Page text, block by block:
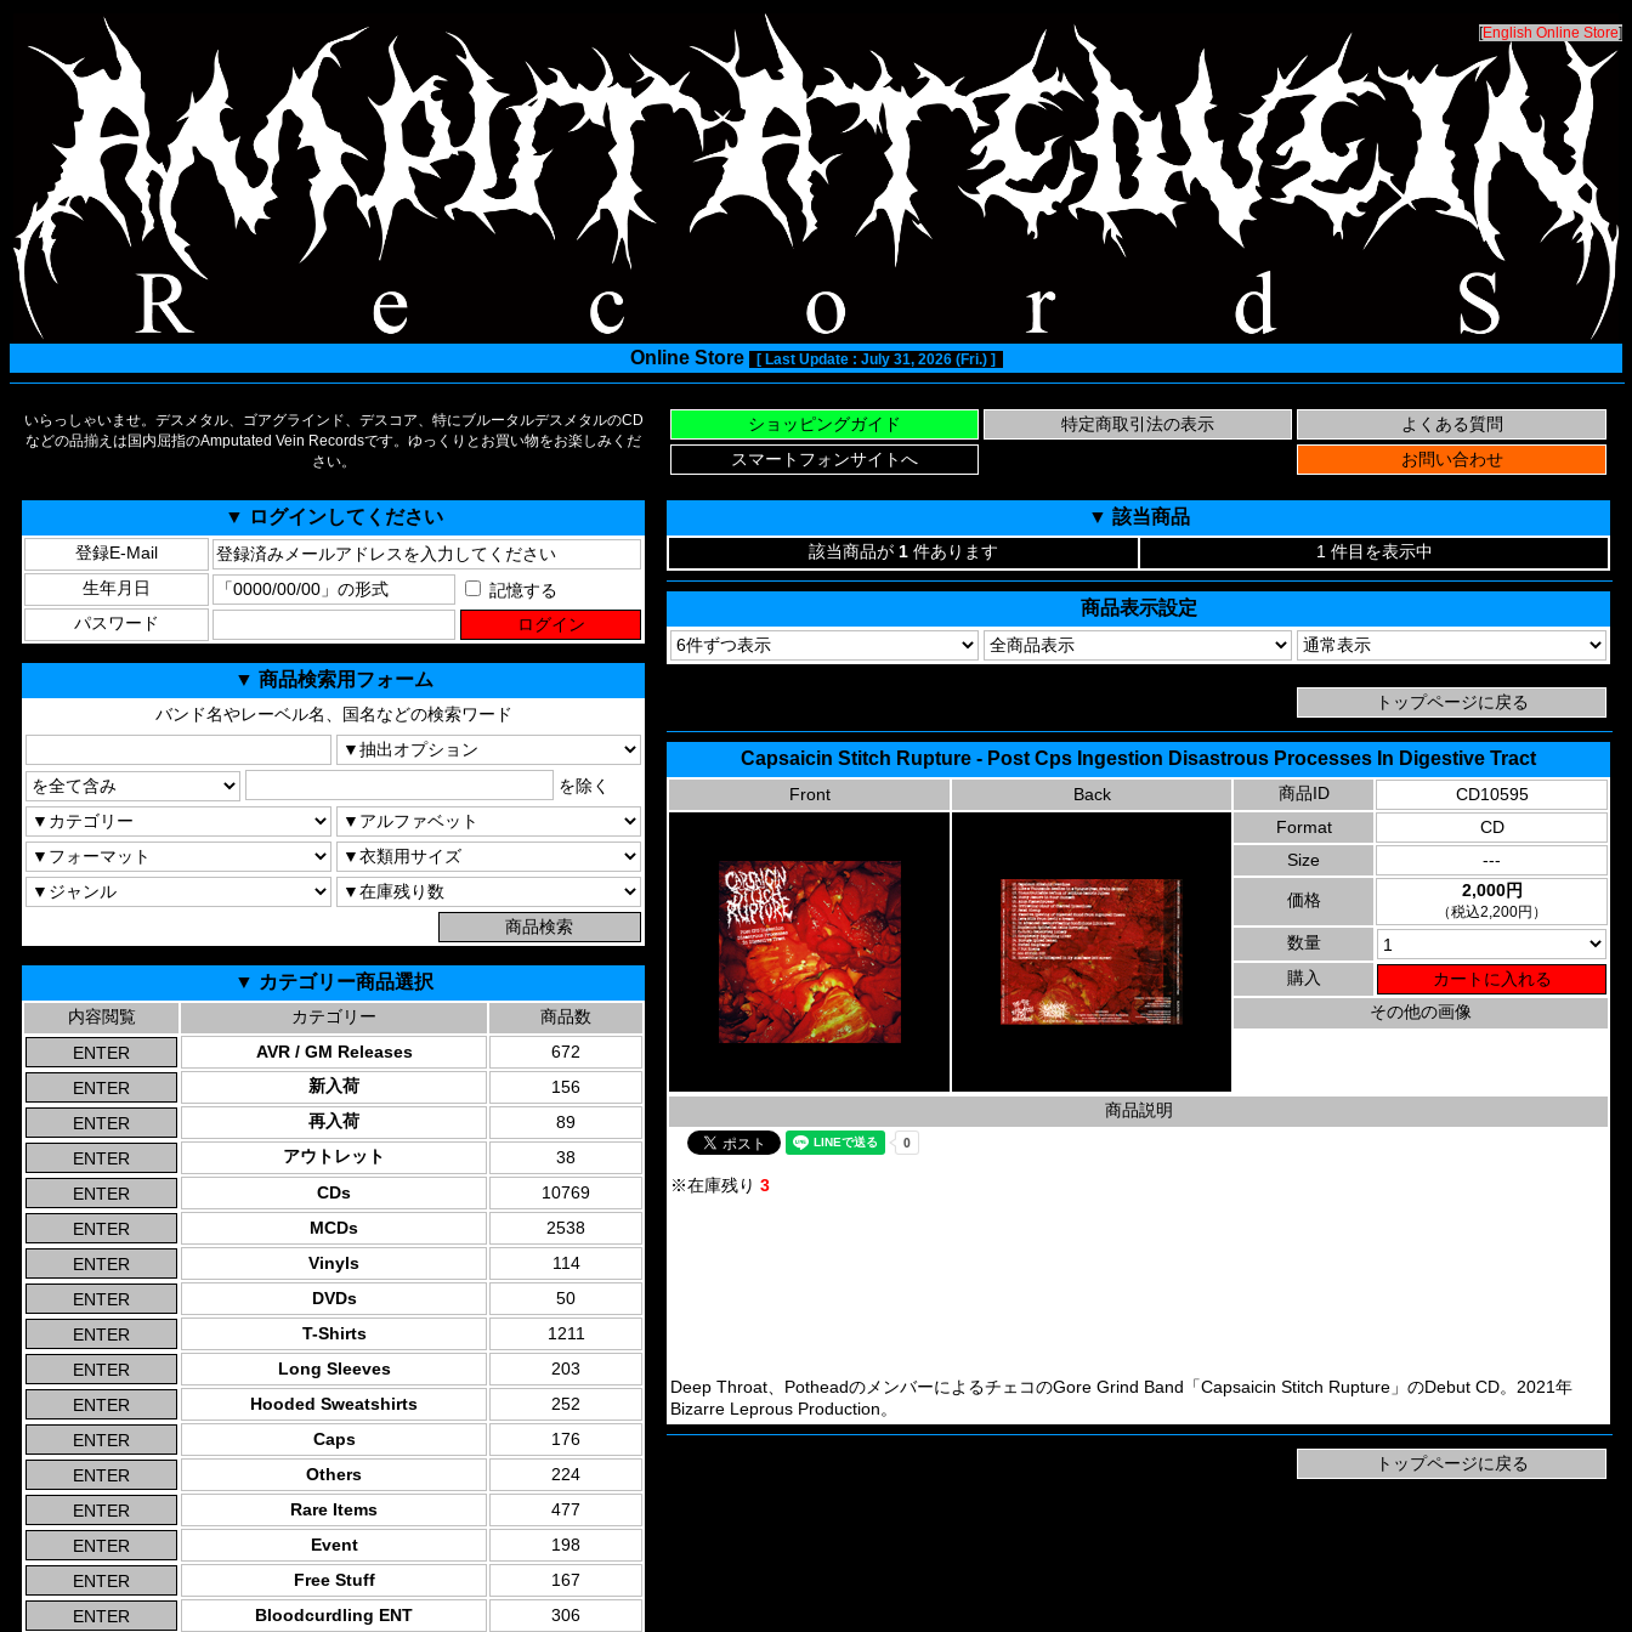
[English Online Store]
Online Store [ Last Update : July 31, 2026 (Fri.) ]
いらっしゃいませ。デスメタル、ゴアグラインド、デスコア、特にブルータルデスメタルのCD
などの品揃えは国内屈指のAmputated Vein Recordsです。ゆっくりとお買い物をお楽しみくだ
さい。
▼ ログインしてください
登録E-Mail
生年月日
記憶する
パスワード
▼ 商品検索用フォーム
バンド名やレーベル名、国名などの検索ワード
を除く
▼ カテゴリー商品選択
内容閲覧 カテゴリー
商品数
AVR / GM Releases
672
新入荷
156
再入荷
89
アウトレット
38
CDs
10769
MCDs
2538
Vinyls
114
DVDs
50
T-Shirts
1211
Long Sleeves
203
Hooded Sweatshirts
252
Caps
176
Others
224
Rare Items
477
Event
198
Free Stuff
167
Bloodcurdling ENT
306
▼ 該当商品
該当商品が 1 件あります 1 件目を表示中
商品表示設定
Capsaicin Stitch Rupture - Post Cps Ingestion Disastrous Processes In Digestive Tract
Front Back 商品ID
CD10595
Format
CD
Size
---
価格 2,000円
（税込2,200円）
数量
購入
その他の画像
商品説明
※在庫残り 3
Deep Throat、PotheadのメンバーによるチェコのGore Grind Band「Capsaicin Stitch Rupture」のDebut CD。2021年
Bizarre Leprous Production。